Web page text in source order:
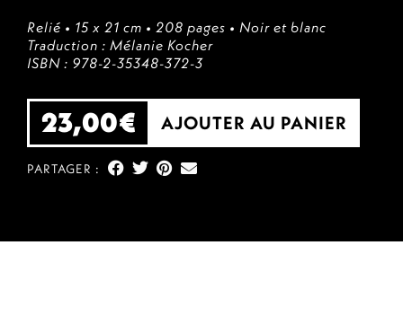
Relié • 15 x 21 cm • 208 pages • Noir et blanc
Traduction : Mélanie Kocher
ISBN : 978-2-35348-372-3
23,00€ AJOUTER AU PANIER
PARTAGER :